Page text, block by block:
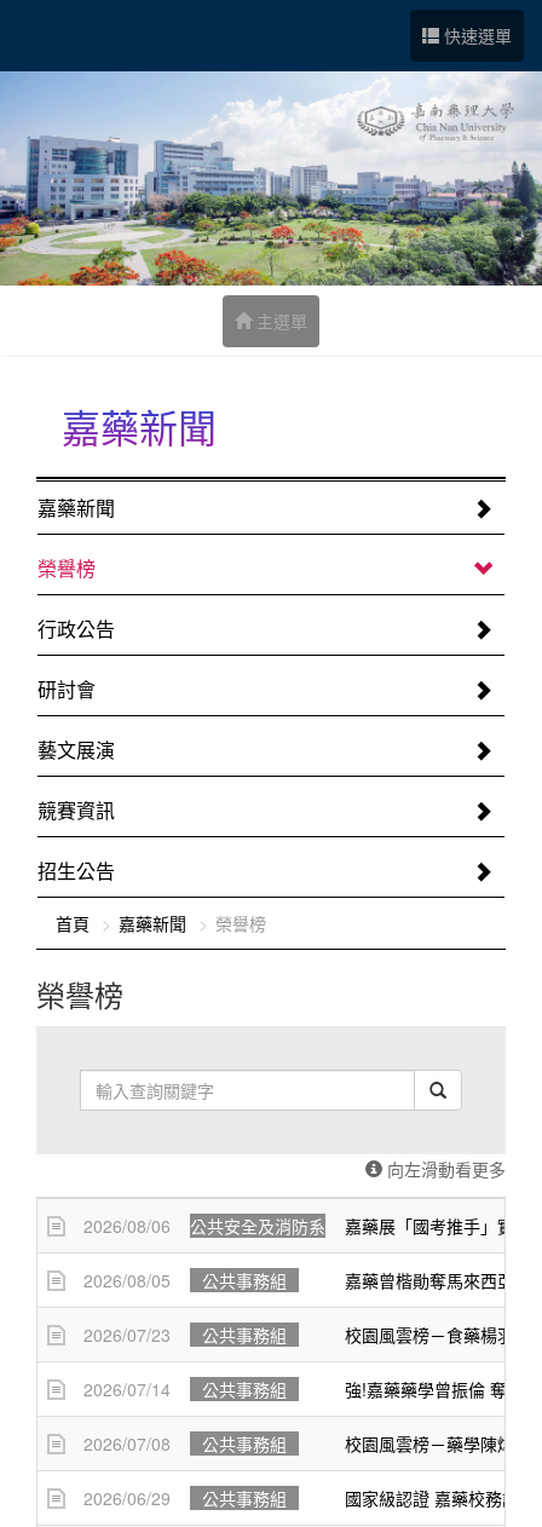
快速選單
主選單
嘉藥新聞
嘉藥新聞
榮譽榜
行政公告
研討會
藝文展演
競賽資訊
招生公告
首頁 嘉藥新聞 榮譽榜
榮譽榜
向左滑動看更多
2026/08/06 公共安全及消防系 嘉藥展「國考推手」實力
2026/08/05 公共事務組 嘉藥曾楷勛奪馬來西亞
2026/07/23 公共事務組 校園風雲榜－食藥楊羽婕
2026/07/14 公共事務組 強!嘉藥藥學曾振倫 奪國
2026/07/08 公共事務組 校園風雲榜－藥學陳煒翔
2026/06/29 公共事務組 國家級認證 嘉藥校務評